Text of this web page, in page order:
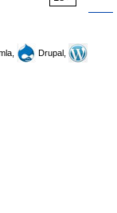
Drupal,